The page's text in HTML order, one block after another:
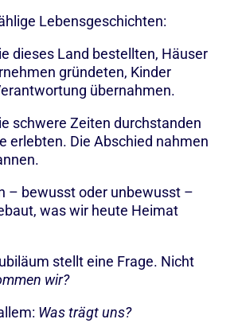
Lebensgeschichten:
dieses Land bestellten, Häuser
gründeten, Kinder
übernahmen.
schwere Zeiten durchstanden
erlebten. Die Abschied nahmen
– bewusst oder unbewusst –
was wir heute Heimat
stellt eine Frage. Nicht
wir?
Was trägt uns?